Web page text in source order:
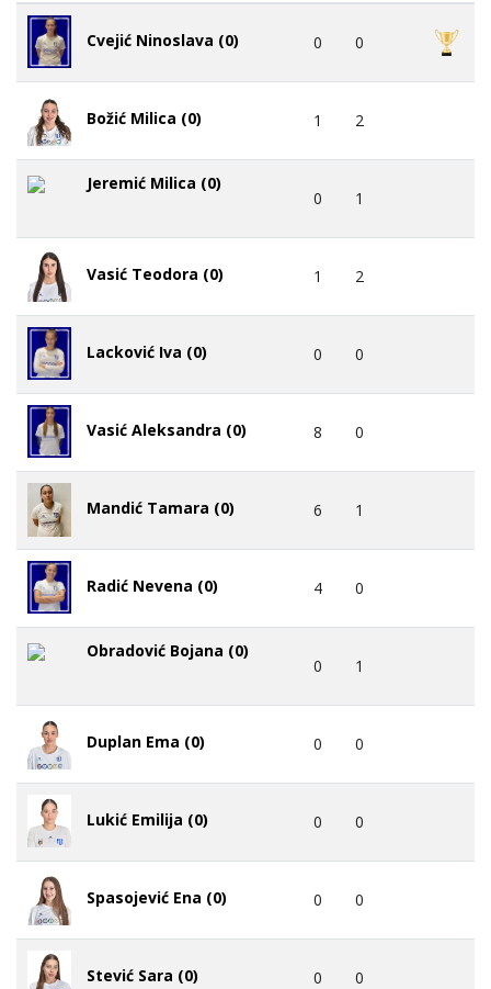
Cvejić Ninoslava (0) 0 0
Božić Milica (0) 1 2
Jeremić Milica (0)
0 1
Vasić Teodora (0) 1 2
Lacković Iva (0) 0 0
Vasić Aleksandra (0) 8 0
Mandić Tamara (0) 6 1
Radić Nevena (0) 4 0
Obradović Bojana (0)
0 1
Duplan Ema (0) 0 0
Lukić Emilija (0) 0 0
Spasojević Ena (0) 0 0
Stević Sara (0) 0 0